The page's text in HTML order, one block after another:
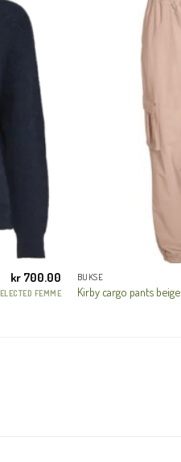
kr 700.00
FEMME
BUKSE
Kirby cargo pants beige